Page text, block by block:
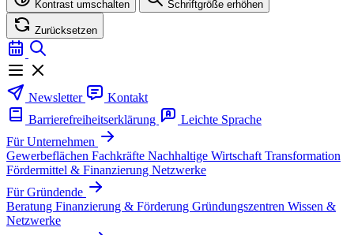
Kontrast umschalten Schriftgröße erhöhen
Zurücksetzen
Newsletter
Kontakt
Barrierefreiheitserklärung
Leichte Sprache
Für Unternehmen
Gewerbeflächen Fachkräfte Nachhaltige Wirtschaft Transformation
Fördermittel & Finanzierung Netzwerke
Für Gründende
Beratung Finanzierung & Förderung Gründungszentren Wissen &
Netzwerke